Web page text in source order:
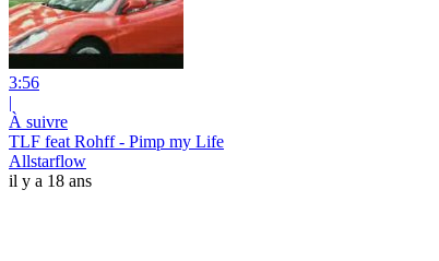
3:56
|
À suivre
TLF feat Rohff - Pimp my Life
Allstarflow
il y a 18 ans